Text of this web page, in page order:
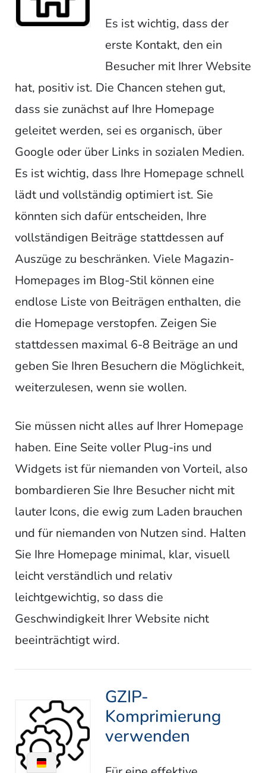
Es ist wichtig, dass der
erste Kontakt, den ein
Besucher mit Ihrer Website
hat, positiv ist. Die Chancen stehen gut,
dass sie zunächst auf Ihre Homepage
geleitet werden, sei es organisch, über
Google oder über Links in sozialen Medien.
Es ist wichtig, dass Ihre Homepage schnell
lädt und vollständig optimiert ist. Sie
könnten sich dafür entscheiden, Ihre
vollständigen Beiträge stattdessen auf
Auszüge zu beschränken. Viele Magazin-
Homepages im Blog-Stil können eine
endlose Liste von Beiträgen enthalten, die
die Homepage verstopfen. Zeigen Sie
stattdessen maximal 6-8 Beiträge an und
geben Sie Ihren Besuchern die Möglichkeit,
weiterzulesen, wenn sie wollen.
Sie müssen nicht alles auf Ihrer Homepage
haben. Eine Seite voller Plug-ins und
Widgets ist für niemanden von Vorteil, also
bombardieren Sie Ihre Besucher nicht mit
lauter Icons, die ewig zum Laden brauchen
und für niemanden von Nutzen sind. Halten
Sie Ihre Homepage minimal, klar, visuell
leicht verständlich und relativ
leichtgewichtig, so dass die
Geschwindigkeit Ihrer Website nicht
beeinträchtigt wird.
GZIP-
Komprimierung
verwenden